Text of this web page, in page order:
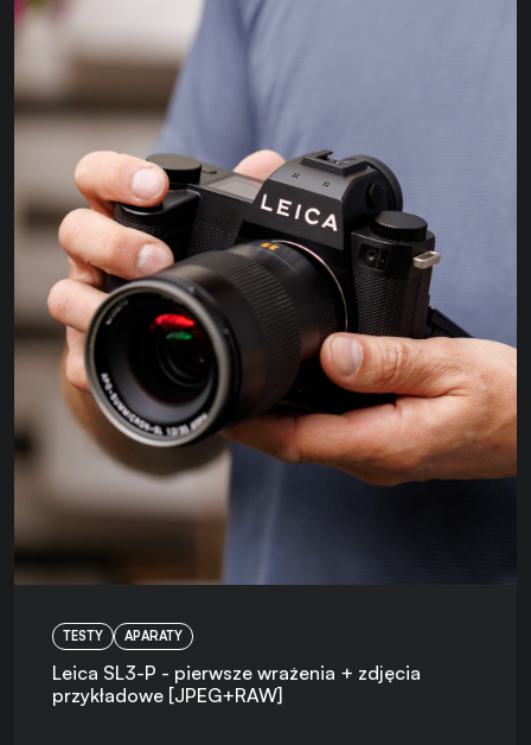
TESTY APARATY
Leica SL3-P - pierwsze wrażenia + zdjęcia
przykładowe [JPEG+RAW]